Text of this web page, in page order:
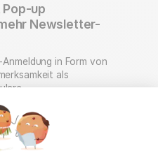
Pop-up
Newsletter-
in Form von
als